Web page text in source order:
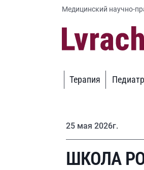
Медицинский научно-
Терапия
25 мая 2026г.
ШКОЛА